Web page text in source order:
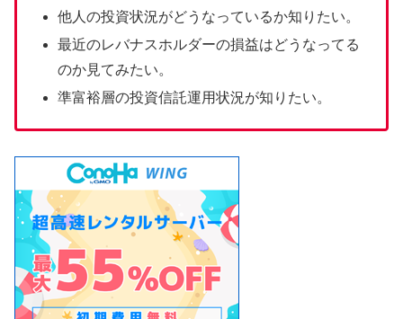
他人の投資状況がどうなっているか知りたい。
最近のレバナスホルダーの損益はどうなってる
のか見てみたい。
準富裕層の投資信託運用状況が知りたい。